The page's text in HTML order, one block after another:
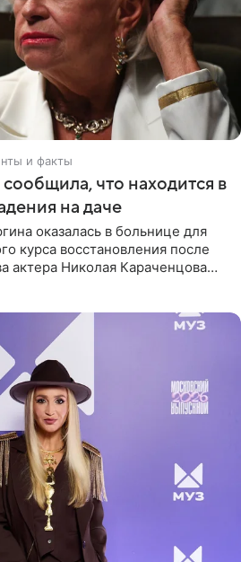
и факты
что находится в
на даче
оказалась в больнице для
курса восстановления после
актера Николая Караченцова